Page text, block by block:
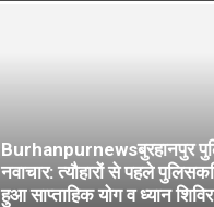
Burhanpurnewsबुरहानपुर
नवाचार: त्यौहारों से पहले
हुआ साप्ताहिक योग व ध्यान शिविर